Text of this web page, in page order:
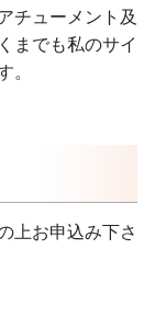
チューメント及
までも私のサイ
。
上お申込み下さ